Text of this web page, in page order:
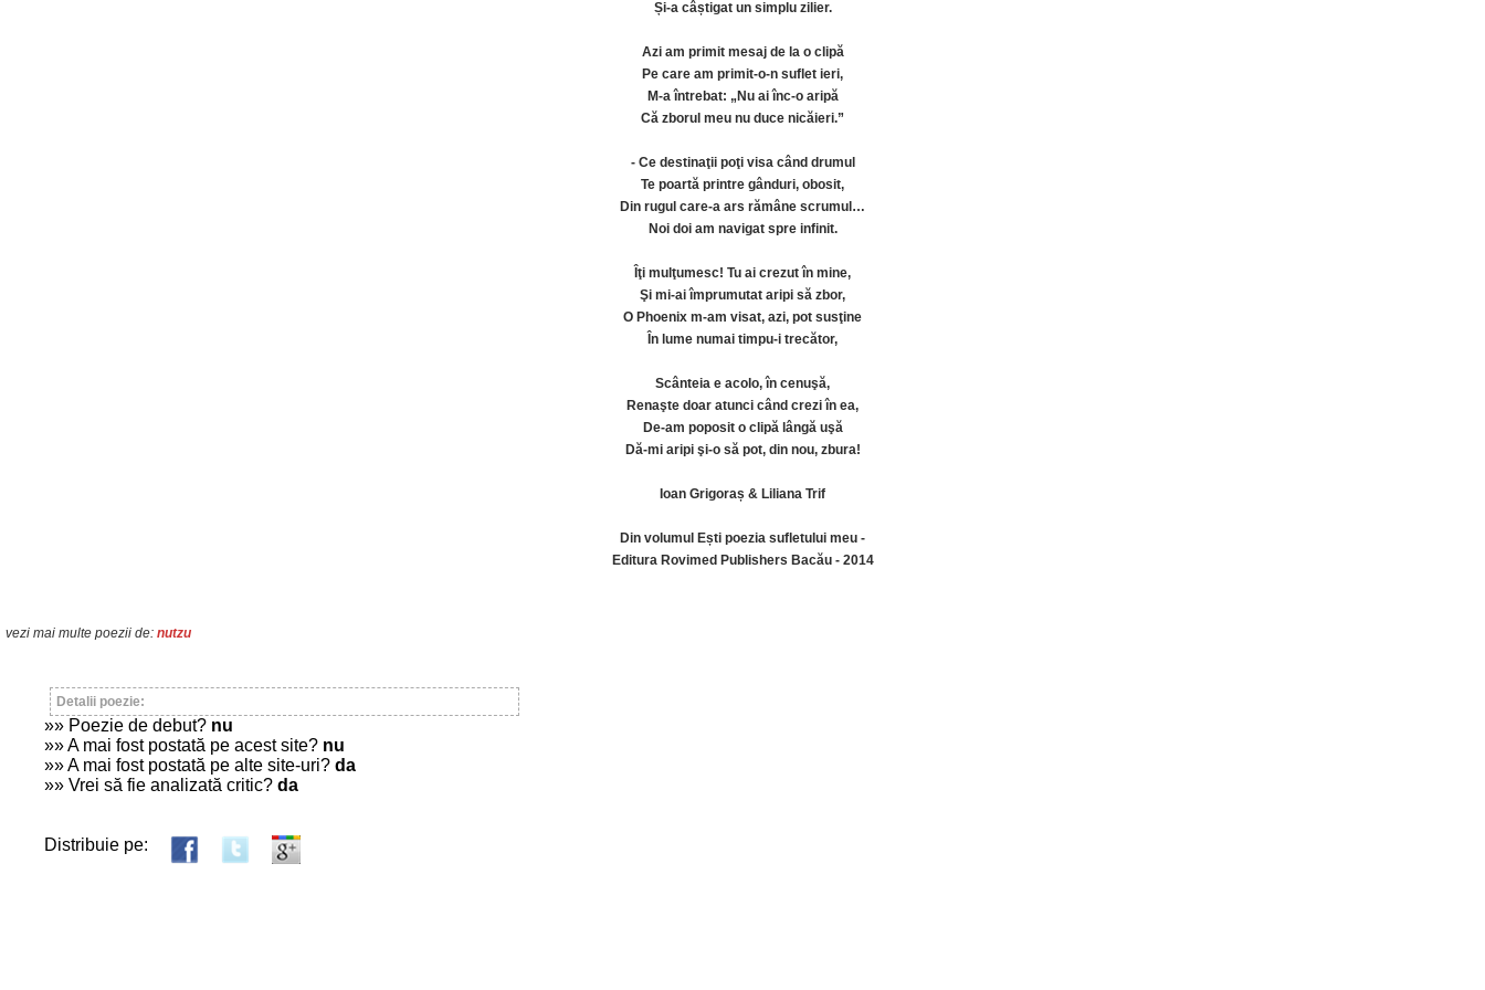
Și-a câștigat un simplu zilier.
Azi am primit mesaj de la o clipă
Pe care am primit-o-n suflet ieri,
M-a întrebat: „Nu ai înc-o aripă
Că zborul meu nu duce nicăieri.”
- Ce destinaţii poţi visa când drumul
Te poartă printre gânduri, obosit,
Din rugul care-a ars rămâne scrumul…
Noi doi am navigat spre infinit.
Îţi mulţumesc! Tu ai crezut în mine,
Şi mi-ai împrumutat aripi să zbor,
O Phoenix m-am visat, azi, pot susţine
În lume numai timpu-i trecător,
Scânteia e acolo, în cenuşă,
Renaşte doar atunci când crezi în ea,
De-am poposit o clipă lângă uşă
Dă-mi aripi şi-o să pot, din nou, zbura!
Ioan Grigoraș & Liliana Trif
Din volumul Ești poezia sufletului meu -
Editura Rovimed Publishers Bacău - 2014
vezi mai multe poezii de: nutzu
Detalii poezie:
»» Poezie de debut? nu
»» A mai fost postată pe acest site? nu
»» A mai fost postată pe alte site-uri? da
»» Vrei să fie analizată critic? da
Distribuie pe: